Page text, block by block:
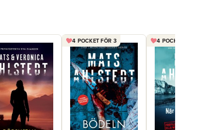
4 POCKET FÖR 3 4 POCKET FÖR